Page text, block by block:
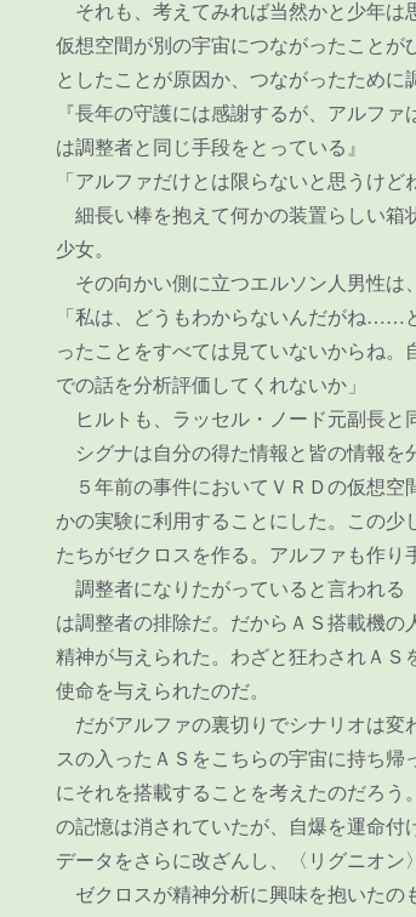
それも、考えてみれば当然かと少年は
仮想空間が別の宇宙につながったことが
としたことが原因か、つながったために
『長年の守護には感謝するが、アルフ
は調整者と同じ手段をとっている』
「アルファだけとは限らないと思うけど
細長い棒を抱えて何かの装置らしい箱
少女。
その向かい側に立つエルソン人男性は
「私は、どうもわからないんだがね……
ったことをすべては見ていないからね。
での話を分析評価してくれないか」
ヒルトも、ラッセル・ノード元副長と
シグナは自分の得た情報と皆の情報を
５年前の事件においてＶＲＤの仮想空
かの実験に利用することにした。この
たちがゼクロスを作る。アルファも作り
調整者になりたがっていると言われる
は調整者の排除だ。だからＡＳ搭載機
精神が与えられた。わざと狂わされＡＳ
使命を与えられたのだ。
だがアルファの裏切りでシナリオは
スの入ったＡＳをこちらの宇宙に持ち
にそれを搭載することを考えたのだろ
の記憶は消されていたが、自爆を運命
データをさらに改ざんし、〈リグニオン
ゼクロスが精神分析に興味を抱いたの